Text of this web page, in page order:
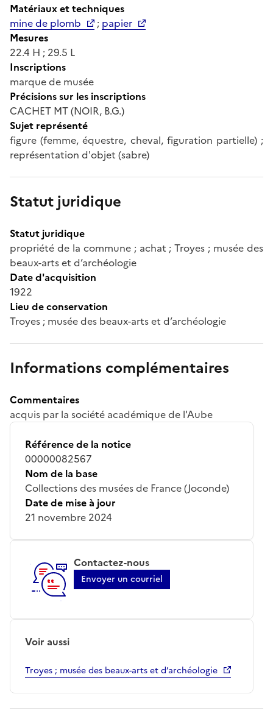
Matériaux et techniques
mine de plomb
; papier
Mesures
22.4 H ; 29.5 L
Inscriptions
marque de musée
Précisions sur les inscriptions
CACHET MT (NOIR, B.G.)
Sujet représenté
figure (femme, équestre, cheval, figuration partielle) ;
représentation d'objet (sabre)
Statut juridique
Statut juridique
propriété de la commune ; achat ; Troyes ; musée des
beaux-arts et d’archéologie
Date d'acquisition
1922
Lieu de conservation
Troyes ; musée des beaux-arts et d’archéologie
Informations complémentaires
Commentaires
acquis par la société académique de l'Aube
Référence de la notice
00000082567
Nom de la base
Collections des musées de France (Joconde)
Date de mise à jour
21 novembre 2024
Contactez-nous
Envoyer un courriel
Voir aussi
Troyes ; musée des beaux-arts et d’archéologie